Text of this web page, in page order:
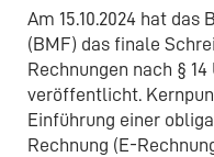
Am 15.10.2024 hat
(BMF) das finale
Rechnungen nach §
veröffentlicht.
Einführung einer
Rechnung (E-